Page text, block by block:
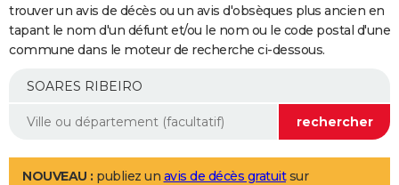
Retraite
Epargne
Immobilier
Risques naturels par ville
Assurance
AUTO
Essais
Réserver un essai
Citadines
Berlines
SUV
Forum auto
+
Mobiles
Meilleur smartphone
Internet
Ordinateurs
Jeux vidéo
Guide high-tech
Aménagement intérieur
LIFESTYLE
trouver un avis de décès ou un avis d'obsèques plus ancien en
tapant le nom d'un défunt et/ou le nom ou le code postal d'une
commune dans le moteur de recherche ci-dessous.
NOUVEAU : publiez un avis de décès gratuitsur